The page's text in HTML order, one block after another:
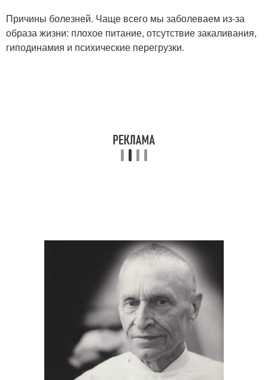
Причины болезней. Чаще всего мы заболеваем из-за
образа жизни: плохое питание, отсутствие закаливания,
гиподинамия и психические перегрузки.